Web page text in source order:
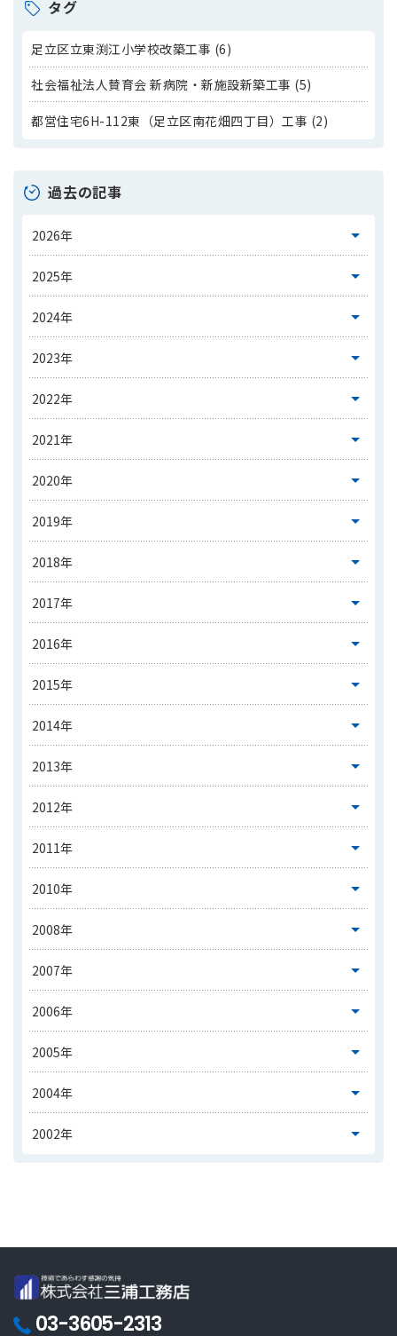
タグ
足立区立東渕江小学校改築工事 (6)
社会福祉法人賛育会 新病院・新施設新築工事 (5)
都営住宅6H-112東（足立区南花畑四丁目）工事 (2)
過去の記事
03-3605-2313